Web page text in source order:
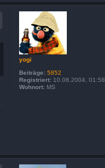
yogi
Beiträge: 5852
Registriert: 10.08.2004, 01:58
Wohnort: MS